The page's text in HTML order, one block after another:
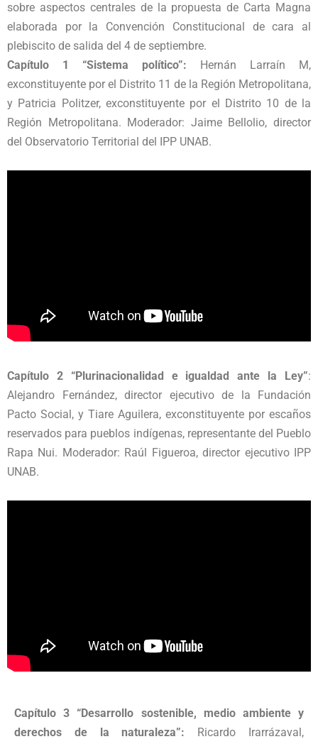
sobre aspectos centrales de la propuesta de Carta Magna
elaborada por la Convención Constitucional de cara al
plebiscito de salida del 4 de septiembre.
Capítulo 1 “Sistema político”: Hernán Larraín M,
exconstituyente por el Distrito 11 de la Región Metropolitana,
y Patricia Politzer, exconstituyente por el Distrito 10 de la
Región Metropolitana. Moderador: Jaime Bellolio, director
del Observatorio Territorial del IPP UNAB.
Capítulo 2 “Plurinacionalidad e igualdad ante la Ley”:
Alejandro Fernández, director ejecutivo de la Fundación
Pacto Social, y Tiare Aguilera, exconstituyente por escaños
reservados para pueblos indígenas, representante del Pueblo
Rapa Nui. Moderador: Raúl Figueroa, director ejecutivo IPP
UNAB.
Capítulo 3 “Desarrollo sostenible, medio ambiente y
derechos de la naturaleza”: Ricardo Irarrázaval,